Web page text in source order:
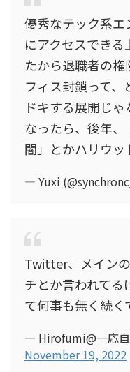
優秀なテック系
にアクセスでき
たから退職者の
フィス封鎖って
ドキする展開じ
なったら、後年
闇」とかハリウッ
— Yuxi
Twitter、メイン
チとか言われてる
て何事も無く続く
— Hirofumi@一応
November 19, 2022